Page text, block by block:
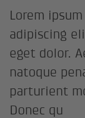
Lorem
adipiscing
eget dolor.
natoque
parturient
Donec qu